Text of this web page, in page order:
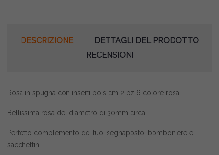
DESCRIZIONE
DETTAGLI DEL PRODOTTO
RECENSIONI
Rosa in spugna con inserti pois cm 2 pz 6 colore rosa
Bellissima rosa del diametro di 30mm circa
Perfetto complemento dei tuoi segnaposto, bomboniere e
sacchettini